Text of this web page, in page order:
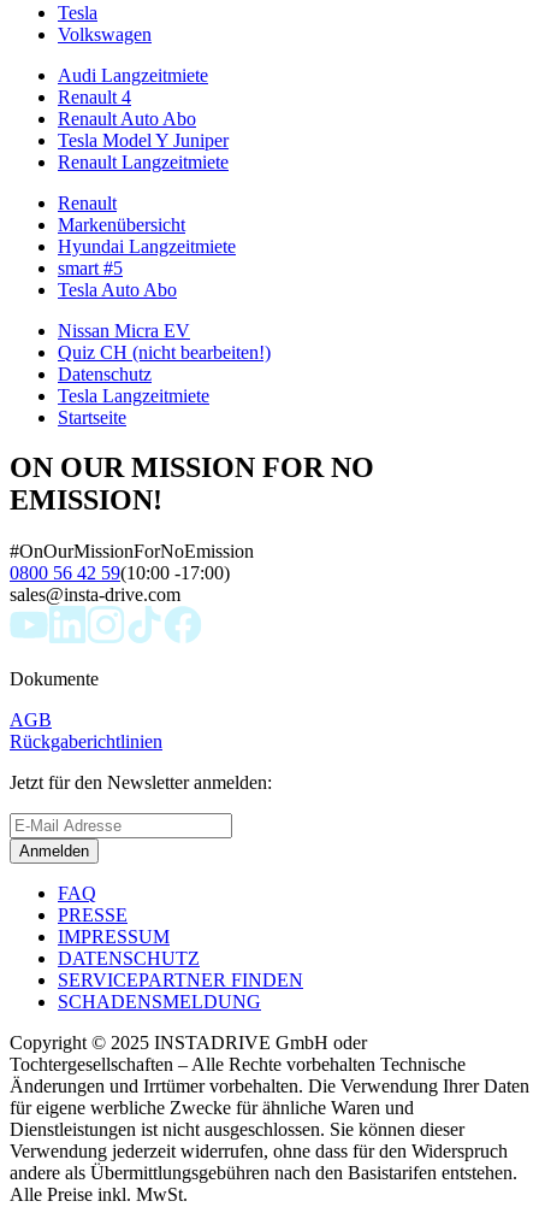
Tesla
Volkswagen
Audi Langzeitmiete
Renault 4
Renault Auto Abo
Tesla Model Y Juniper
Renault Langzeitmiete
Renault
Markenübersicht
Hyundai Langzeitmiete
smart #5
Tesla Auto Abo
Nissan Micra EV
Quiz CH (nicht bearbeiten!)
Datenschutz
Tesla Langzeitmiete
Startseite
ON OUR MISSION FOR NO
EMISSION!
#OnOurMissionForNoEmission
0800 56 42 59(10:00 -17:00)
sales@insta-drive.com
Dokumente
AGB
Rückgaberichtlinien
Jetzt für den Newsletter anmelden:
Anmelden
FAQ
PRESSE
IMPRESSUM
DATENSCHUTZ
SERVICEPARTNER FINDEN
SCHADENSMELDUNG
Copyright © 2025 INSTADRIVE GmbH oder
Tochtergesellschaften – Alle Rechte vorbehalten Technische
Änderungen und Irrtümer vorbehalten. Die Verwendung Ihrer Daten
für eigene werbliche Zwecke für ähnliche Waren und
Dienstleistungen ist nicht ausgeschlossen. Sie können dieser
Verwendung jederzeit widerrufen, ohne dass für den Widerspruch
andere als Übermittlungsgebühren nach den Basistarifen entstehen.
Alle Preise inkl. MwSt.